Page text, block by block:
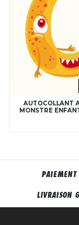
AUTOCOLLANT
MONSTRE
PAIEMENT
LIVRAISON